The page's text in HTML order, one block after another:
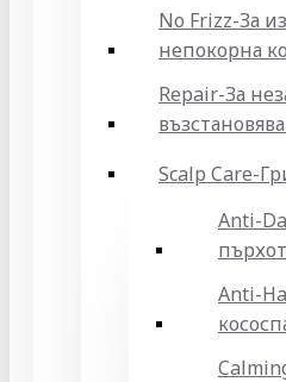
No Frizz-За
непокорна
Repair-За
Scalp Care-
Anti-
пърхот
Anti-